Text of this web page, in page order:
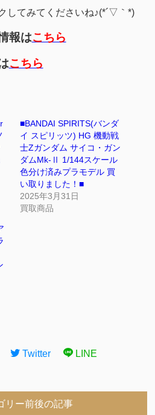
してみてくださいね♪(*´▽｀*)
報はこちら
こちら
■BANDAI SPIRITS(バンダ
イ スピリッツ) HG 機動戦
士Zガンダム サイコ・ガン
ダムMk-Ⅱ 1/144スケール
色分け済みプラモデル 買
い取りました！■
2025年3月31日
買取商品
Twitter LINE
リー前後の記事